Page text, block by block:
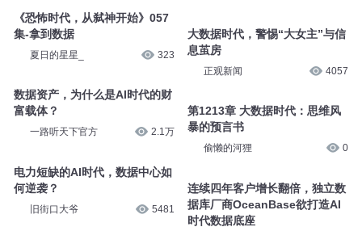
《恐怖时代，从弑神开始》057
集-拿到数据
夏日的星星_ 323
数据资产，为什么是AI时代的财
富载体？
一路听天下官方 2.1万
电力短缺的AI时代，数据中心如
何逆袭？
旧街口大爷 5481
大数据时代，警惕“大女主”与信
息茧房
正观新闻 4057
第1213章 大数据时代：思维风
暴的预言书
偷懒的河狸 0
连续四年客户增长翻倍，独立数
据库厂商OceanBase欲打造AI
时代数据底座